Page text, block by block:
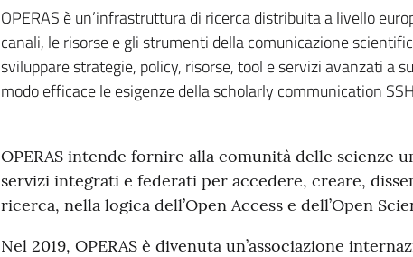
OPERAS è un’infrastruttura di ricerca distribuita a livello
canali, le risorse e gli strumenti della comunicazione
sviluppare strategie, policy, risorse, tool e servizi avanzati a
modo efficace le esigenze della scholarly communication
OPERAS intende fornire alla comunità delle scienze
servizi integrati e federati per accedere, creare,
ricerca, nella logica dell’Open Access e dell’Open
Nel 2019, OPERAS è divenuta un’associazione